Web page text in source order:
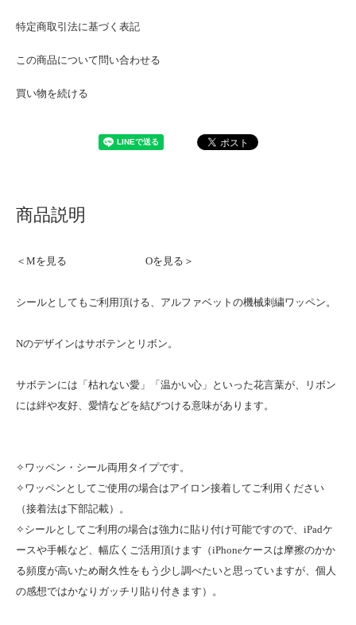
特定商取引法に基づく表記
この商品について問い合わせる
買い物を続ける
商品説明
＜Mを見る Oを見る＞
シールとしてもご利用頂ける、アルファベットの機械刺繍ワッペン。
Nのデザインはサボテンとリボン。
サボテンには「枯れない愛」「温かい心」といった花言葉が、リボン
には絆や友好、愛情などを結びつける意味があります。
✧ワッペン・シール両用タイプです。
✧ワッペンとしてご使用の場合はアイロン接着してご利用ください
（接着法は下部記載）。
✧シールとしてご利用の場合は強力に貼り付け可能ですので、iPadケ
ースや手帳など、幅広くご活用頂けます（iPhoneケースは摩擦のかか
る頻度が高いため耐久性をもう少し調べたいと思っていますが、個人
の感想ではかなりガッチリ貼り付きます）。